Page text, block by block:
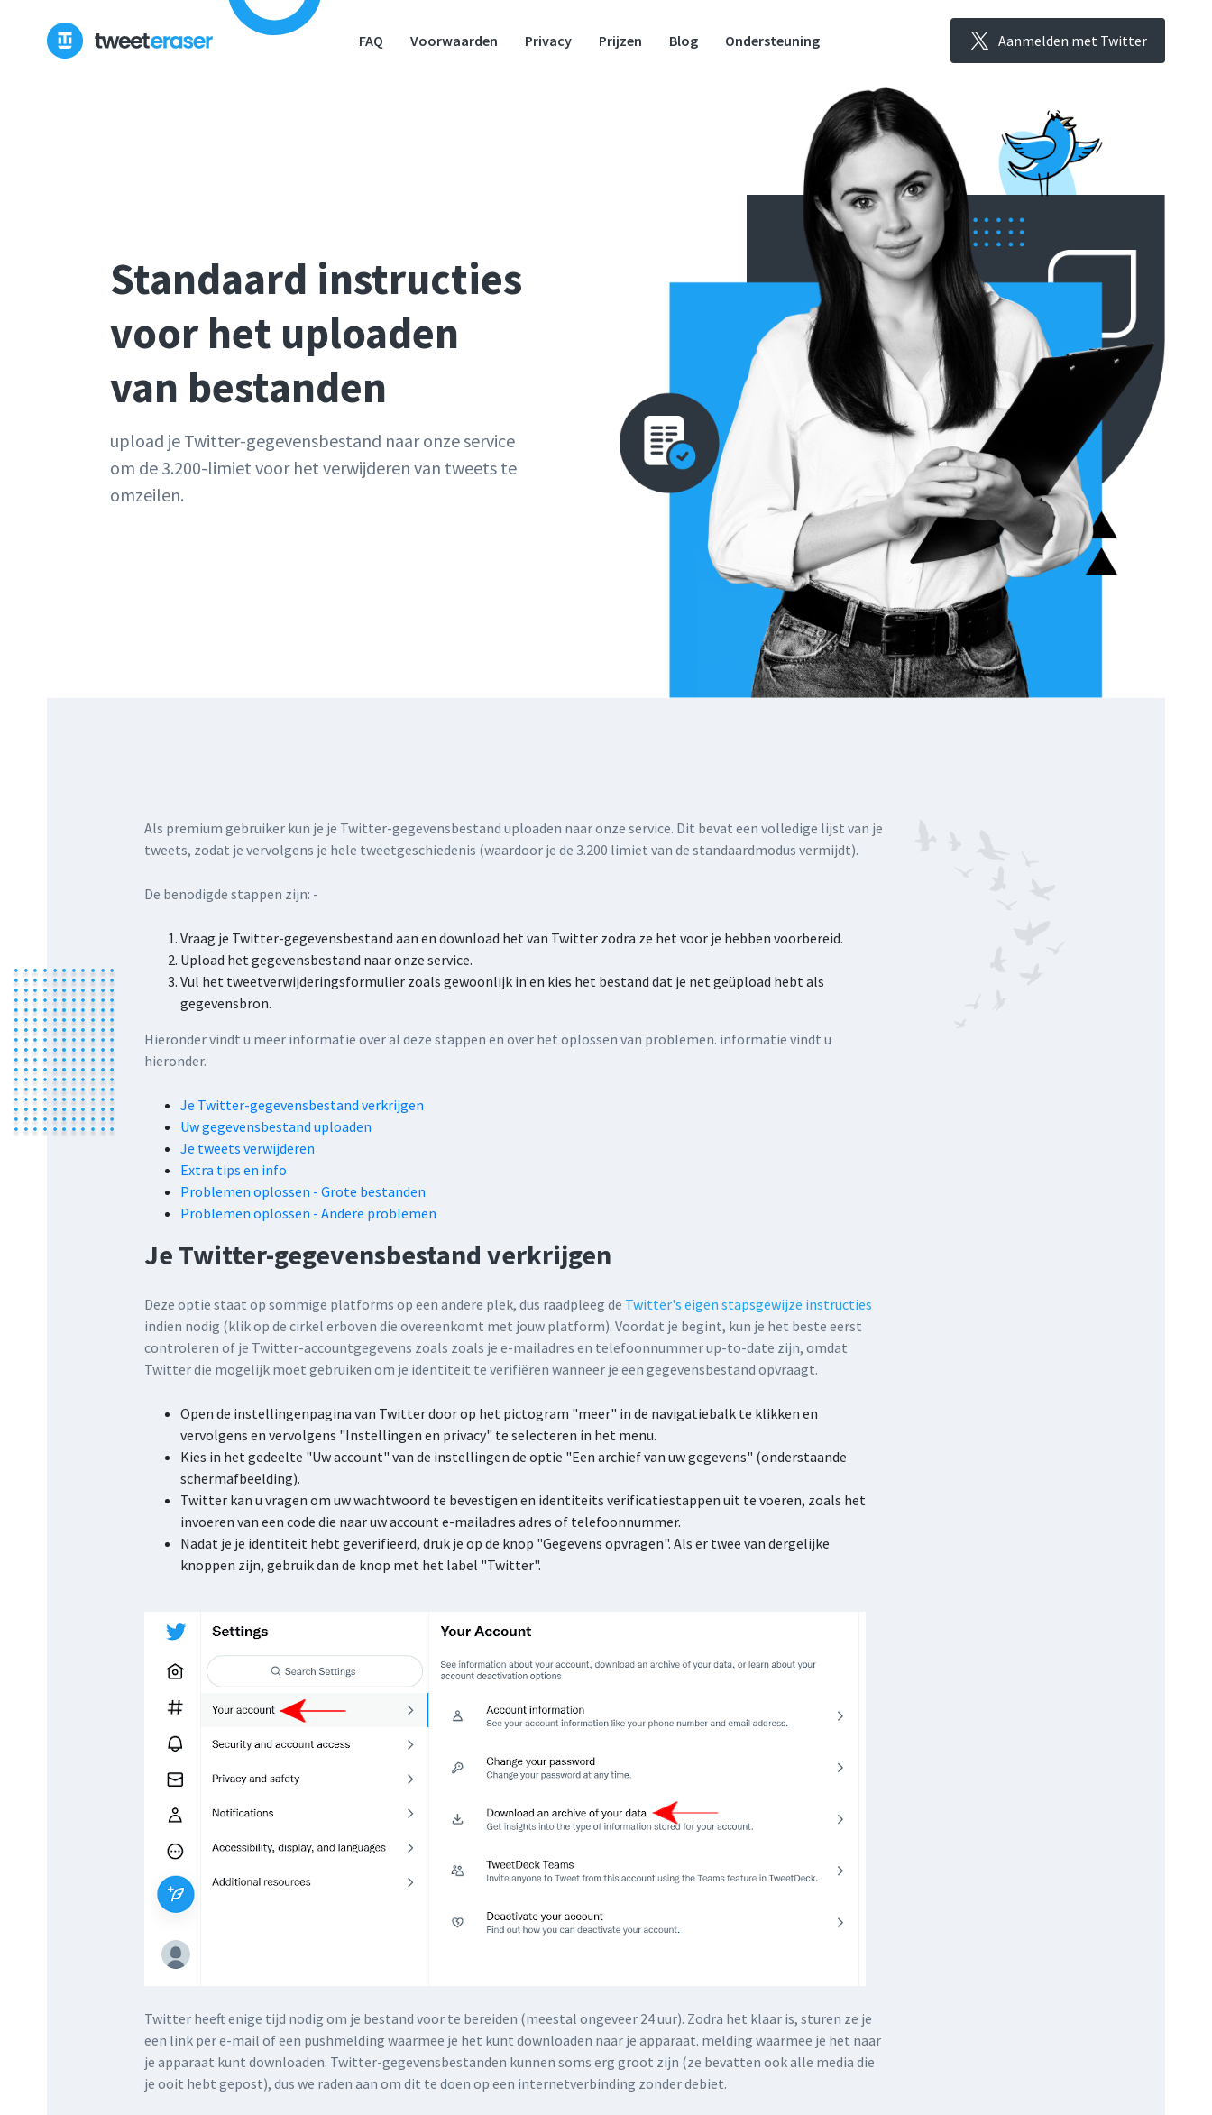
FAQ Voorwaarden Privacy Prijzen Blog Ondersteuning Aanmelden met Twitter
Standaard instructies
voor het uploaden
van bestanden
upload je Twitter-gegevensbestand naar onze service
om de 3.200-limiet voor het verwijderen van tweets te
omzeilen.
Als premium gebruiker kun je je Twitter-gegevensbestand uploaden naar onze service. Dit bevat een volledige lijst van je
tweets, zodat je vervolgens je hele tweetgeschiedenis (waardoor je de 3.200 limiet van de standaardmodus vermijdt).
De benodigde stappen zijn: -
Vraag je Twitter-gegevensbestand aan en download het van Twitter zodra ze het voor je hebben voorbereid.
Upload het gegevensbestand naar onze service.
Vul het tweetverwijderingsformulier zoals gewoonlijk in en kies het bestand dat je net geüpload hebt als
gegevensbron.
Hieronder vindt u meer informatie over al deze stappen en over het oplossen van problemen. informatie vindt u
hieronder.
Je Twitter-gegevensbestand verkrijgen
Uw gegevensbestand uploaden
Je tweets verwijderen
Extra tips en info
Problemen oplossen - Grote bestanden
Problemen oplossen - Andere problemen
Je Twitter-gegevensbestand verkrijgen
Deze optie staat op sommige platforms op een andere plek, dus raadpleeg de Twitter's eigen stapsgewijze instructies
indien nodig (klik op de cirkel erboven die overeenkomt met jouw platform). Voordat je begint, kun je het beste eerst
controleren of je Twitter-accountgegevens zoals zoals je e-mailadres en telefoonnummer up-to-date zijn, omdat
Twitter die mogelijk moet gebruiken om je identiteit te verifiëren wanneer je een gegevensbestand opvraagt.
Open de instellingenpagina van Twitter door op het pictogram "meer" in de navigatiebalk te klikken en
vervolgens en vervolgens "Instellingen en privacy" te selecteren in het menu.
Kies in het gedeelte "Uw account" van de instellingen de optie "Een archief van uw gegevens" (onderstaande
schermafbeelding).
Twitter kan u vragen om uw wachtwoord te bevestigen en identiteits verificatiestappen uit te voeren, zoals het
invoeren van een code die naar uw account e-mailadres adres of telefoonnummer.
Nadat je je identiteit hebt geverifieerd, druk je op de knop "Gegevens opvragen". Als er twee van dergelijke
knoppen zijn, gebruik dan de knop met het label "Twitter".
Twitter heeft enige tijd nodig om je bestand voor te bereiden (meestal ongeveer 24 uur). Zodra het klaar is, sturen ze je
een link per e-mail of een pushmelding waarmee je het kunt downloaden naar je apparaat. melding waarmee je het naar
je apparaat kunt downloaden. Twitter-gegevensbestanden kunnen soms erg groot zijn (ze bevatten ook alle media die
je ooit hebt gepost), dus we raden aan om dit te doen op een internetverbinding zonder debiet.